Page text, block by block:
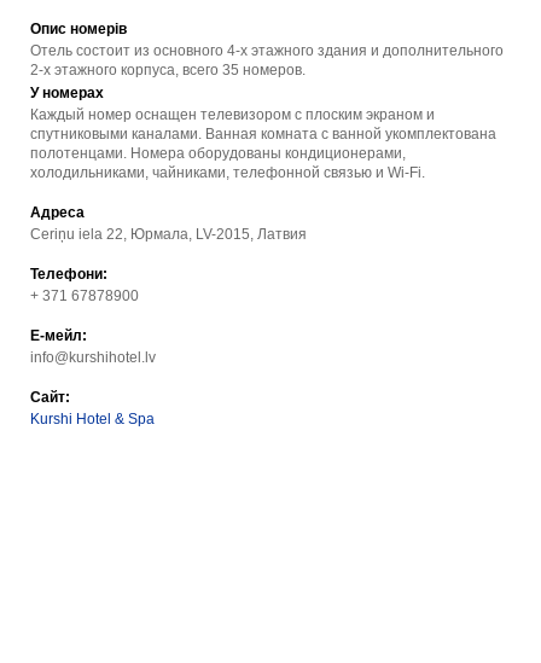
Опис номерів
Отель состоит из основного 4-х этажного здания и дополнительного
2-х этажного корпуса, всего 35 номеров.
У номерах
Каждый номер оснащен телевизором с плоским экраном и
спутниковыми каналами. Ванная комната с ванной укомплектована
полотенцами. Номера оборудованы кондиционерами,
холодильниками, чайниками, телефонной связью и Wi-Fi.
Адреса
Ceriņu iela 22, Юрмала, LV-2015, Латвия
Телефони:
+ 371 67878900
Е-мейл:
info@kurshihotel.lv
Сайт:
Kurshi Hotel & Spa